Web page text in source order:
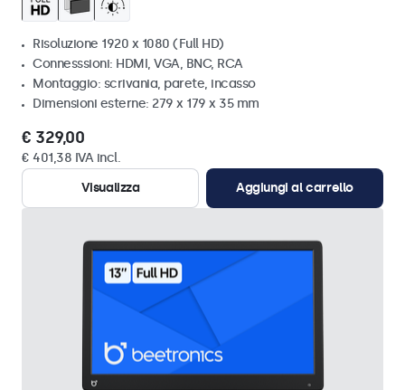
Risoluzione 1920 x 1080 (Full HD)
Connesssioni: HDMI, VGA, BNC, RCA
Montaggio: scrivania, parete, incasso
Dimensioni esterne: 279 x 179 x 35 mm
€ 329,00
€ 401,38 IVA incl.
Visualizza
Aggiungi al carrello